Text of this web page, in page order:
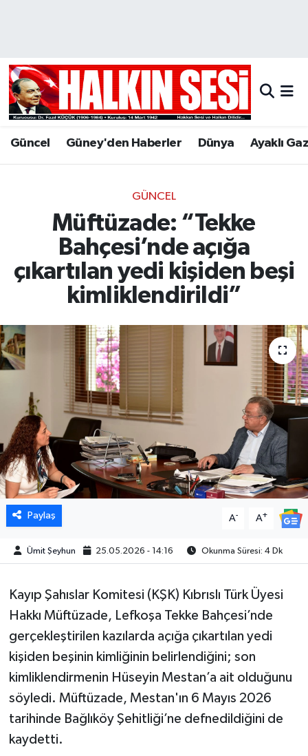
Güncel Güney'den Haberler Dünya Ayaklı
GÜNCEL
Müftüzade: “Tekke
Bahçesi’nde açığa
çıkartılan yedi kişiden beşi
kimliklendirildi”
Paylaş A- A+
Ümit Şeyhun 25.05.2026 - 14:16 Okunma Süresi: 4 Dk
Kayıp Şahıslar Komitesi (KŞK) Kıbrıslı Türk Üyesi
Hakkı Müftüzade, Lefkoşa Tekke Bahçesi’nde
gerçekleştirilen kazılarda açığa çıkartılan yedi
kişiden beşinin kimliğinin belirlendiğini; son
kimliklendirmenin Hüseyin Mestan’a ait olduğunu
söyledi. Müftüzade, Mestan'ın 6 Mayıs 2026
tarihinde Bağlıköy Şehitliği’ne defnedildiğini de
kaydetti.
Hava Durumu
Trafik Durumu
Son Dakika Haberleri
Haber Arşivi